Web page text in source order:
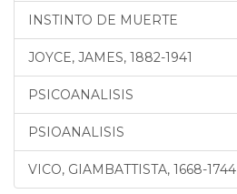
INSTINTO DE MUERTE
JOYCE, JAMES, 1882-1941
PSICOANALISIS
PSIOANALISIS
VICO, GIAMBATTISTA, 1668-1744